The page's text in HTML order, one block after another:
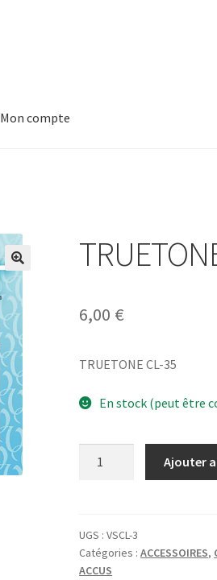
Mon compte
6,00 €
TRUETONE CL-35
En stock (peut être
35
Ajouter
UGS :VSCL-3
Catégories :ACCESSOIRES,
ACCUS